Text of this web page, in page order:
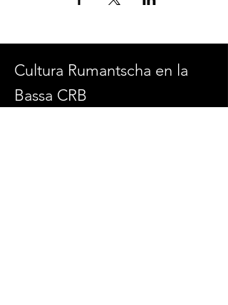
Cultura Rumantscha en la
Bassa CRB